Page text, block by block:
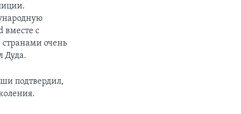
вместе с
очень
Дуда.
подтвердил,